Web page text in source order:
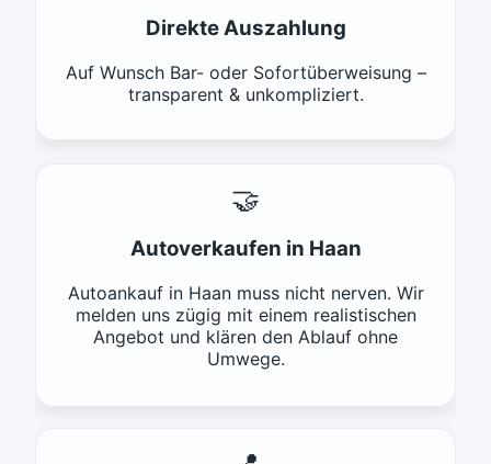
Direkte Auszahlung
Auf Wunsch Bar- oder Sofortüberweisung –
transparent & unkompliziert.
🤝
Autoverkaufen in Haan
Autoankauf in Haan muss nicht nerven. Wir
melden uns zügig mit einem realistischen
Angebot und klären den Ablauf ohne
Umwege.